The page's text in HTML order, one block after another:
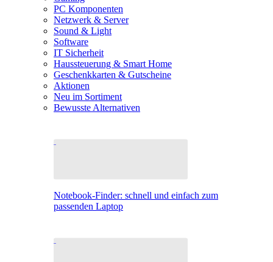
PC Komponenten
Netzwerk & Server
Sound & Light
Software
IT Sicherheit
Haussteuerung & Smart Home
Geschenkkarten & Gutscheine
Aktionen
Neu im Sortiment
Bewusste Alternativen
Notebook-Finder: schnell und einfach zum
passenden Laptop